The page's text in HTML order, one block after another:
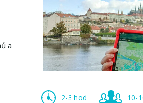
a
2-3 hod 10-